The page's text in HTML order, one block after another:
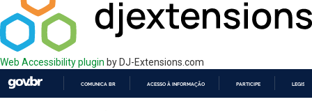
Web Accessibility plugin by DJ-Extensions.com
COMUNICA BR ACESSO À INFORMAÇÃO PARTICIPE